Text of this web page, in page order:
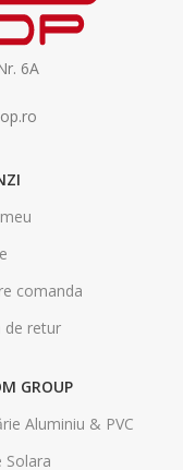
6A
comanda
de retur
GROUP
Aluminiu & PVC
Solara